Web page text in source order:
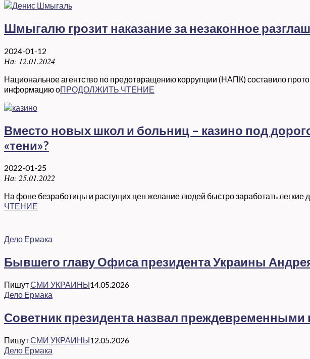
Шмыгалю грозит наказание за незаконное
2024-01-12
На: 12.01.2024
Национальное агентство по предотвращению коррупции (НАПК) составило
информацию оПРОДОЛЖИТЬ ЧТЕНИЕ
Вместо новых школ и больниц – казино под
«тени»?
2022-01-25
На: 25.01.2022
На фоне безработицы и растущих цен желание людей быстро заработать легкие
ЧТЕНИЕ
Дело Ермака
Бывшего главу Офиса президента Украины
ПишутСМИ УКРАИНЫ14.05.2026
Дело Ермака
Советник президента назвал
ПишутСМИ УКРАИНЫ12.05.2026
Дело Ермака